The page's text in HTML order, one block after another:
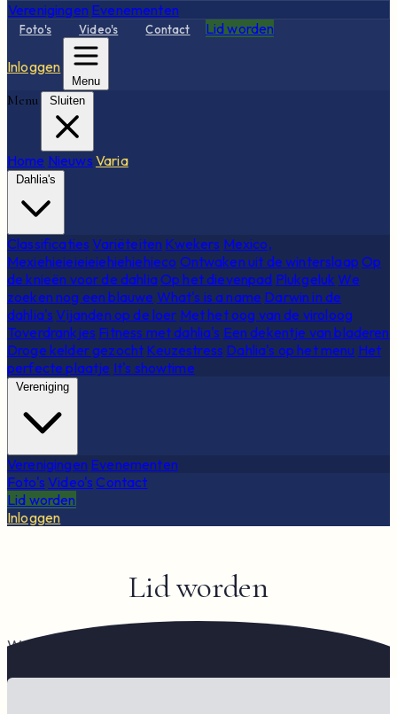
Verenigingen Evenementen
Foto's Video's Contact Lid worden
Inloggen
Menu
Menu Sluiten
Home Nieuws Varia
Dahlia's
Classificaties Variëteiten Kwekers Mexico,
Mexiehieieieieiehiehiehieco Ontwaken uit de winterslaap Op
de knieën voor de dahliaOp het dievenpad Plukgeluk We
zoeken nog een blauwe What's is a name Darwin in de
dahlia's Vijanden op de loer Met het oog van de viroloog
Toverdrankjes Fitness met dahlia's Een dekentje van bladeren
Droge kelder gezocht Keuzestress Dahlia's op het menu Het
perfecte plaatje It's showtime
Vereniging
Verenigingen Evenementen
Foto's Video's Contact
Lid worden
Inloggen
Lid worden
Word lid van de Nederlandse Dahlia Vereniging en